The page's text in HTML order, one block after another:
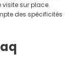
sur place.
des spécificités